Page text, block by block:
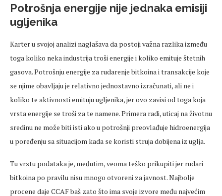
Potrošnja energije nije jednaka emisiji
ugljenika
Karter u svojoj analizi naglašava da postoji važna razlika između
toga koliko neka industrija troši energije i koliko emituje štetnih
gasova. Potrošnju energije za rudarenje bitkoina i transakcije koje
se njime obavljaju je relativno jednostavno izračunati, ali ne i
koliko te aktivnosti emituju ugljenika, jer ovo zavisi od toga koja
vrsta energije se troši za te namene. Primera radi, uticaj na životnu
sredinu ne može biti isti ako u potrošnji preovlađuje hidroenergija
u poređenju sa situacijom kada se koristi struja dobijena iz uglja.
Tu vrstu podataka je, međutim, veoma teško prikupiti jer rudari
bitkoina po pravilu nisu mnogo otvoreni za javnost. Najbolje
procene daje CCAF baš zato što ima svoje izvore među najvećim